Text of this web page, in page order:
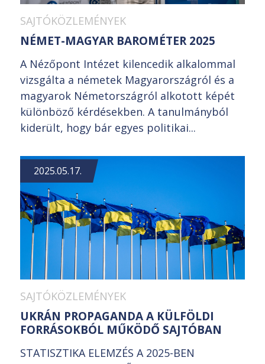
SAJTÓKÖZLEMÉNYEK
NÉMET-MAGYAR BAROMÉTER 2025
A Nézőpont Intézet kilencedik alkalommal
vizsgálta a németek Magyarországról és a
magyarok Németországról alkotott képét
különböző kérdésekben. A tanulmányból
kiderült, hogy bár egyes politikai...
2025.05.17.
SAJTÓKÖZLEMÉNYEK
UKRÁN PROPAGANDA A KÜLFÖLDI
FORRÁSOKBÓL MŰKÖDŐ SAJTÓBAN
STATISZTIKA ELEMZÉS A 2025-BEN